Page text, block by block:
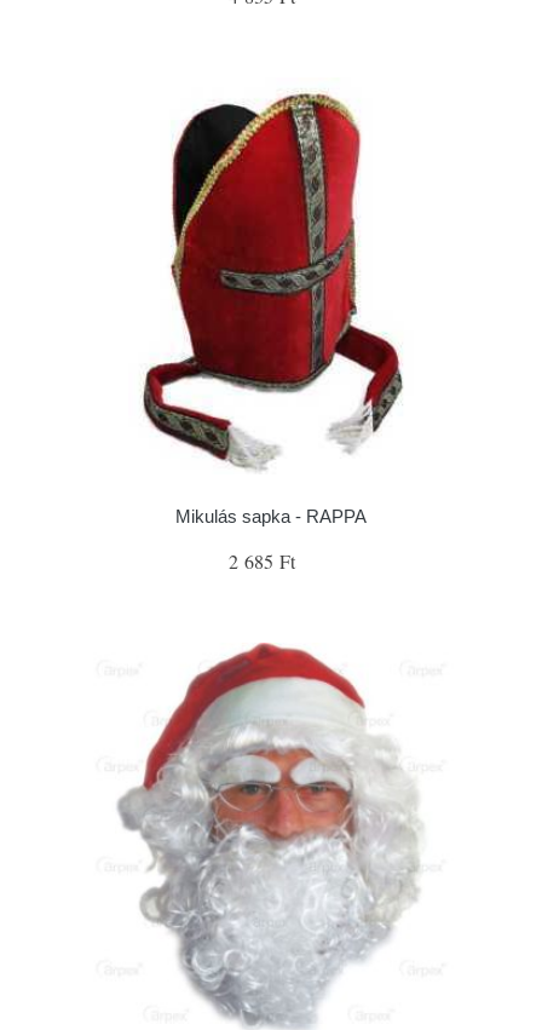
Mikulás sapka - RAPPA
2 685 Ft